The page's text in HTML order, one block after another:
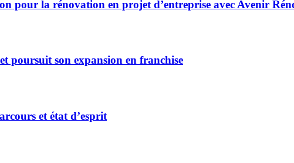
pour la rénovation en projet d’entreprise avec Avenir
poursuit son expansion en franchise
et état d’esprit